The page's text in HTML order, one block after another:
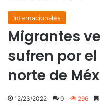
Internacionales
Migrantes
sufren por
norte de
12/23/2022 0 296